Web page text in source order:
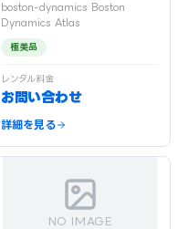
boston-dynamics Boston
Dynamics Atlas
極美品
レンタル料金
お問い合わせ
詳細を見る
NO IMAGE